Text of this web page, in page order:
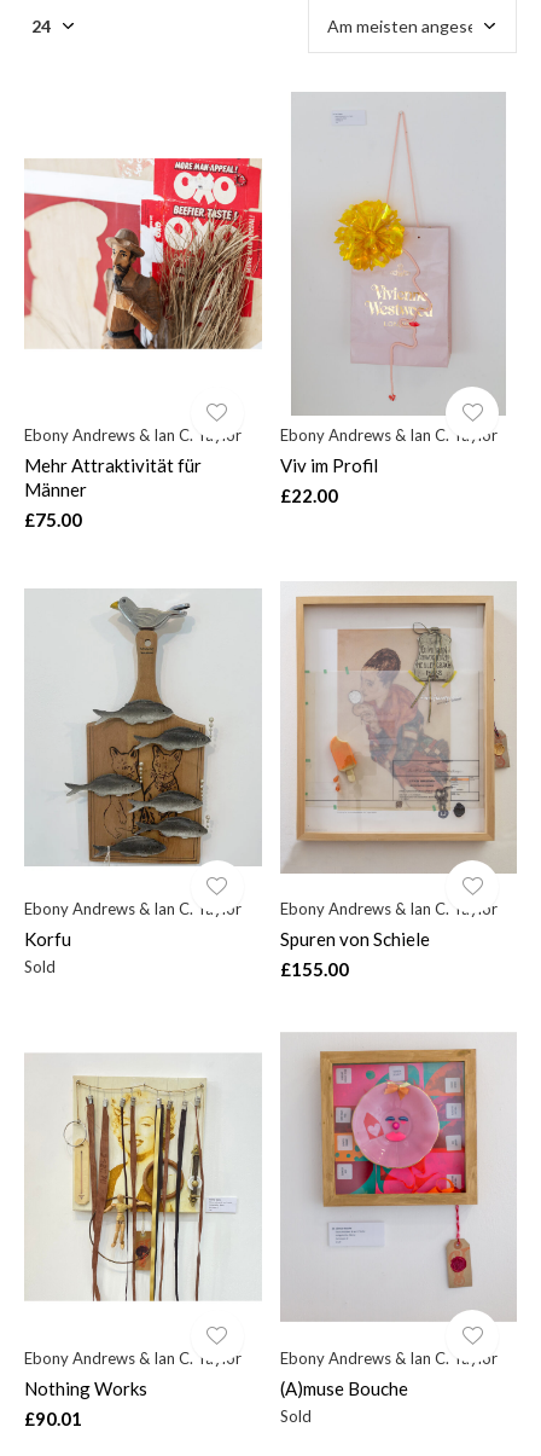
Ebony Andrews & Ian C. Taylor
Mehr Attraktivität für
Männer
£75.00
Ebony Andrews & Ian C. Taylor
Viv im Profil
£22.00
Ebony Andrews & Ian C. Taylor
Korfu
Sold
Ebony Andrews & Ian C. Taylor
Spuren von Schiele
£155.00
Ebony Andrews & Ian C. Taylor
Nothing Works
£90.01
Ebony Andrews & Ian C. Taylor
(A)muse Bouche
Sold